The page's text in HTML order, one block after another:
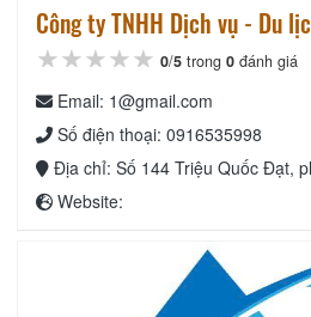
Công ty TNHH Dịch vụ - Du
★★★★★
★★★★★
★★★★★ 0/5 trong 0 đánh giá
Email: 1@gmail.com
Số điện thoại: 0916535998
Địa chỉ: Số 144 Triệu Quốc Đạt,
Website: